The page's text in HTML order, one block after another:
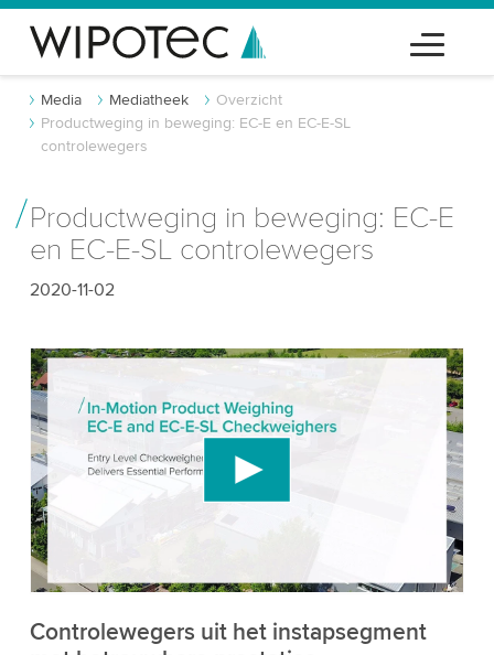
Media Mediatheek
Overzicht
Productweging in beweging: EC-E en EC-E-SL
controlewegers
Productweging in beweging: EC-E
en EC-E-SL controlewegers
2020-11-02
YouTube-videodienst te laden!
We gebruiken een service van derden om
videocontent in te sluiten die gegevens over uw
Controlewegers uit het instapsegment